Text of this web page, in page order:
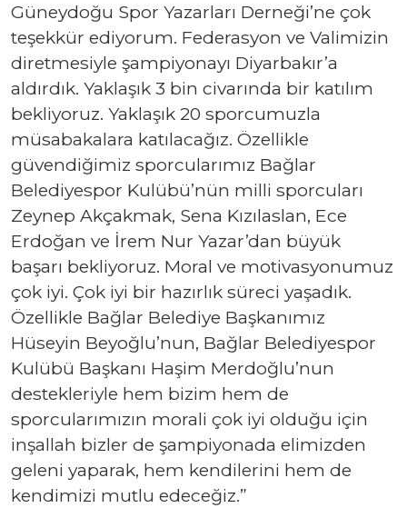
Güneydoğu Spor Yazarları Derneği’ne çok
teşekkür ediyorum. Federasyon ve Valimizin
diretmesiyle şampiyonayı Diyarbakır’a
aldırdık. Yaklaşık 3 bin civarında bir katılım
bekliyoruz. Yaklaşık 20 sporcumuzla
müsabakalara katılacağız. Özellikle
güvendiğimiz sporcularımız Bağlar
Belediyespor Kulübü’nün milli sporcuları
Zeynep Akçakmak, Sena Kızılaslan, Ece
Erdoğan ve İrem Nur Yazar’dan büyük
başarı bekliyoruz. Moral ve motivasyonumuz
çok iyi. Çok iyi bir hazırlık süreci yaşadık.
Özellikle Bağlar Belediye Başkanımız
Hüseyin Beyoğlu’nun, Bağlar Belediyespor
Kulübü Başkanı Haşim Merdoğlu’nun
destekleriyle hem bizim hem de
sporcularımızın morali çok iyi olduğu için
inşallah bizler de şampiyonada elimizden
geleni yaparak, hem kendilerini hem de
kendimizi mutlu edeceğiz.”